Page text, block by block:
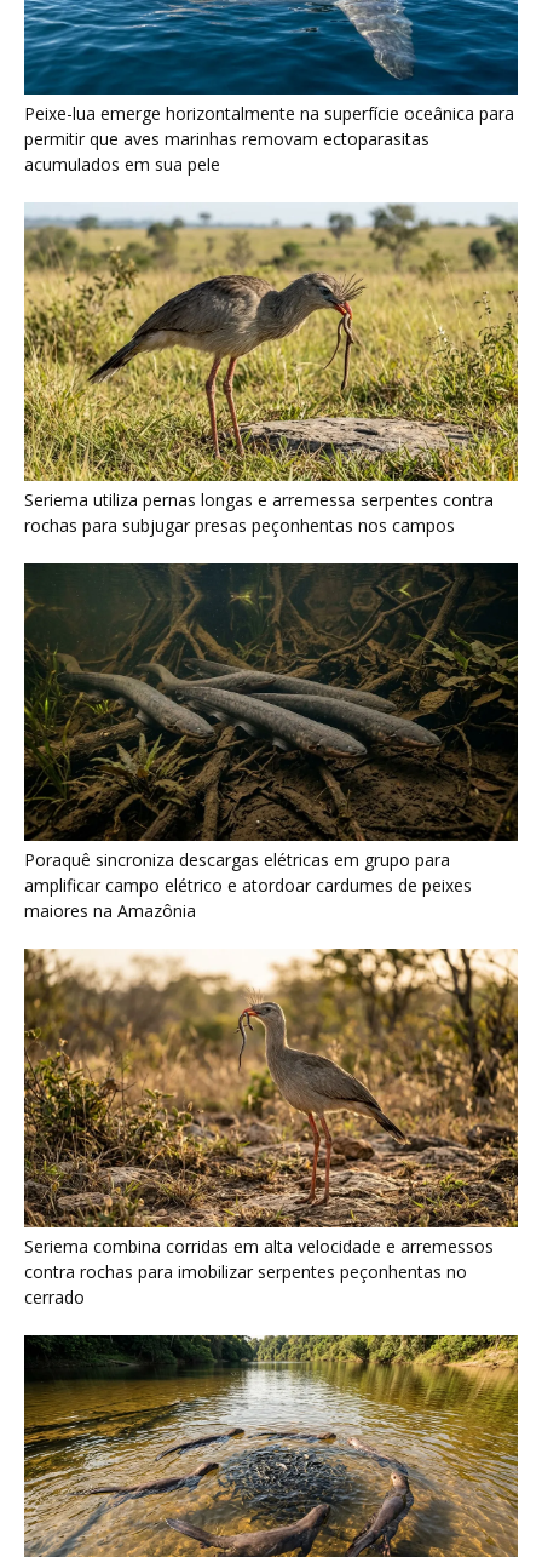
Seriema utiliza pernas longas e arremessa serpentes contra
rochas para subjugar presas peçonhentas nos campos
Poraquê sincroniza descargas elétricas em grupo para
amplificar campo elétrico e atordoar cardumes de peixes
maiores na Amazônia
Seriema combina corridas em alta velocidade e arremessos
contra rochas para imobilizar serpentes peçonhentas no
cerrado
Ariranha sincroniza caça coletiva com vocalização subaquática
e cerca cardumes em rios rasos da Amazônia